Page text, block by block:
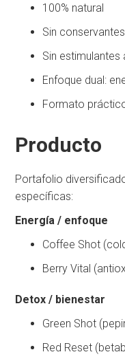
100% natural
Sin
Sin estimulantes
Enfoque dual:
Formato
Producto
Portafolio
específicas:
Energía / enfoque
Coffee Shot
Berry Vital
Detox / bienestar
Green Shot
Red Reset